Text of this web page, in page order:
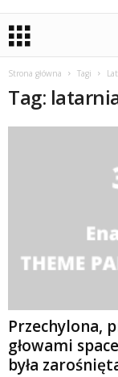
Strona główna Tagi
Tag:
Przechylona,
głowami
była